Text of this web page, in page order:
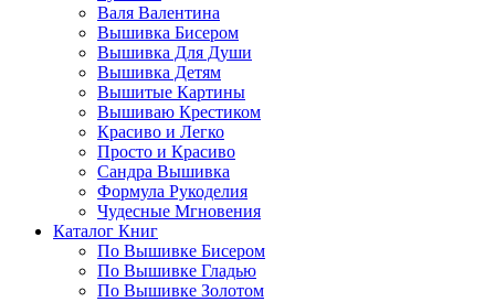
Валя Валентина
Вышивка Бисером
Вышивка Для Души
Вышивка Детям
Вышитые Картины
Вышиваю Крестиком
Красиво и Легко
Просто и Красиво
Сандра Вышивка
Формула Рукоделия
Чудесные Мгновения
Каталог Книг
По Вышивке Бисером
По Вышивке Гладью
По Вышивке Золотом